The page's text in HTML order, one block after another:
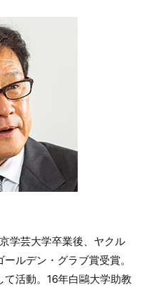
学芸大学卒業後、ヤクル
ルデン・グラブ賞受賞。
活動。16年白鷗大学助教